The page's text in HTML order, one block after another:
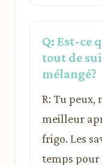
Q: Est-ce
tout de
mélangé?
R: Tu peux,
meilleur
frigo. Les
temps